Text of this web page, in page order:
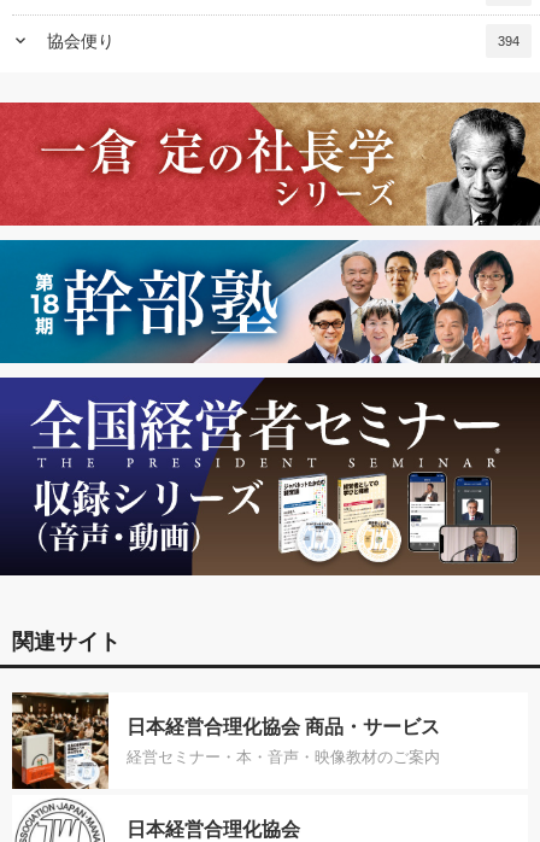
keyboard_arrow_down 協会便り 394
関連サイト
日本経営合理化協会 商品・サービス
経営セミナー・本・音声・映像教材のご案内
日本経営合理化協会